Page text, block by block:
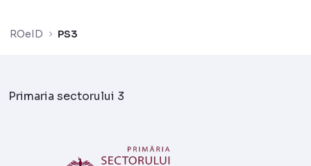
ROeID PS3
Primaria sectorului 3